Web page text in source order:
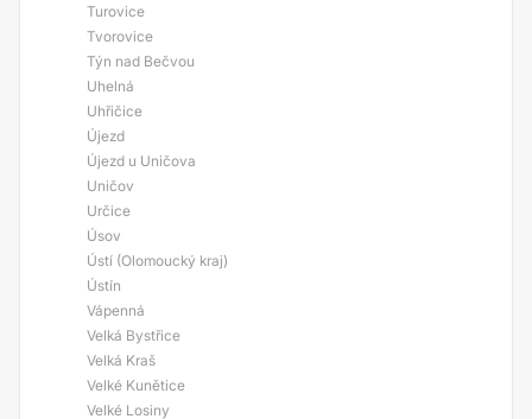
Turovice
Tvorovice
Týn nad Bečvou
Uhelná
Uhřičice
Újezd
Újezd u Uničova
Uničov
Určice
Úsov
Ústí (Olomoucký kraj)
Ústín
Vápenná
Velká Bystřice
Velká Kraš
Velké Kunětice
Velké Losiny